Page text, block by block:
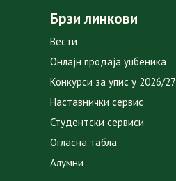
Брзи линкови
Вести
Онлајн продаја уџбеника
Конкурси за упис у 2026/27
Наставнички сервис
Студентски сервиси
Огласна табла
Алумни